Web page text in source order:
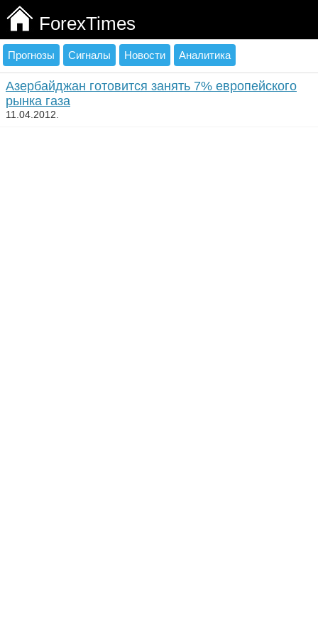
ForexTimes
Прогнозы Сигналы Новости Аналитика
Азербайджан готовится занять 7% европейского
рынка газа
11.04.2012.